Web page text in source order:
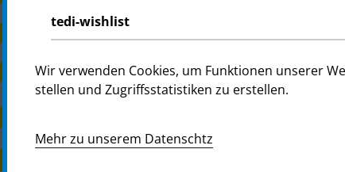
tedi-wishlist
Wir verwenden Cookies, um Funktionen unserer
stellen und Zugriffsstatistiken zu erstellen.
Mehr zu unserem Datenschtz